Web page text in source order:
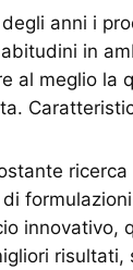
anni i
in
al meglio la
innovativo,